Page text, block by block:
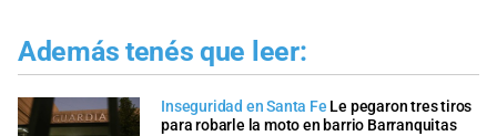
Además tenés que leer:
Inseguridad en Santa Fe Le pegaron tres tiros
para robarle la moto en barrio Barranquitas